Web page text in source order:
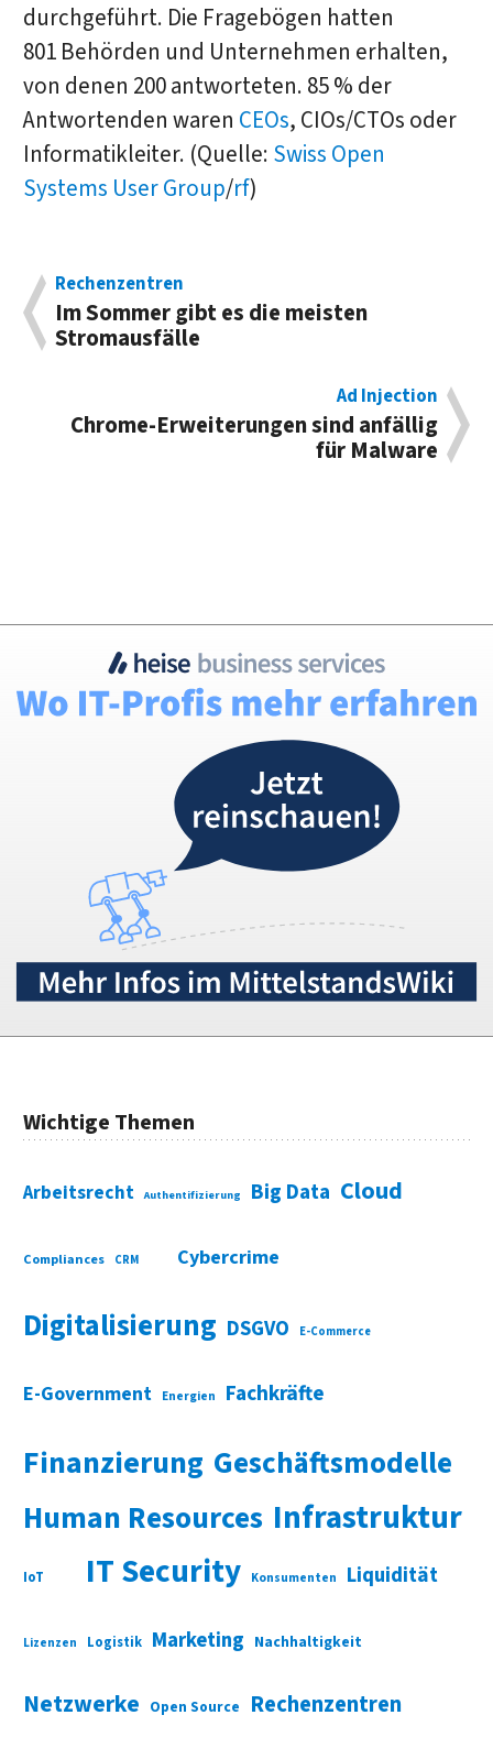
durchgeführt. Die Fragebögen hatten
801 Behörden und Unternehmen erhalten,
von denen 200 antworteten. 85 % der
Antwortenden waren CEOs, CIOs/CTOs oder
Informatikleiter. (Quelle: Swiss Open
Systems User Group/rf)
Rechenzentren
Im Sommer gibt es die meisten
Stromausfälle
Ad Injection
Chrome-Erweiterungen sind anfällig
für Malware
Wichtige Themen
Arbeitsrecht Authentifizierung Big Data Cloud
Compliances CRM Cybercrime
Digitalisierung DSGVO E-Commerce
E-Government Energien Fachkräfte
Finanzierung Geschäftsmodelle
Human Resources Infrastruktur
IoT IT Security Konsumenten Liquidität
Lizenzen Logistik Marketing Nachhaltigkeit
Netzwerke Open Source Rechenzentren